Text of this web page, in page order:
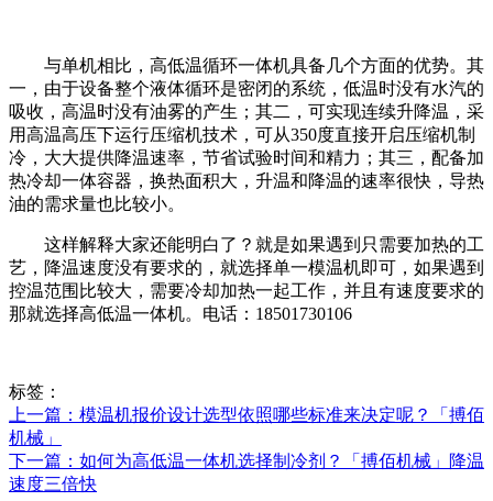
与单机相比，高低温循环一体机具备几个方面的优势。其
一，由于设备整个液体循环是密闭的系统，低温时没有水汽的
吸收，高温时没有油雾的产生；其二，可实现连续升降温，采
用高温高压下运行压缩机技术，可从350度直接开启压缩机制
冷，大大提供降温速率，节省试验时间和精力；其三，配备加
热冷却一体容器，换热面积大，升温和降温的速率很快，导热
油的需求量也比较小。
这样解释大家还能明白了？就是如果遇到只需要加热的工
艺，降温速度没有要求的，就选择单一模温机即可，如果遇到
控温范围比较大，需要冷却加热一起工作，并且有速度要求的
那就选择高低温一体机。电话：18501730106
标签：
上一篇：模温机报价设计选型依照哪些标准来决定呢？「搏佰
机械」
下一篇：如何为高低温一体机选择制冷剂？「搏佰机械」降温
速度三倍快